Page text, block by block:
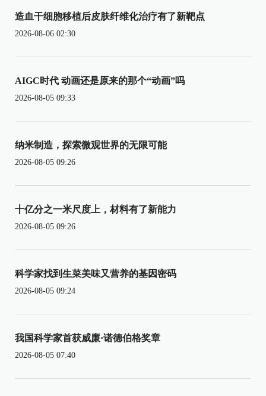
造血干细胞移植后皮肤纤维化治疗有了新靶点
2026-08-06 02:30
AIGC时代 动画还是原来的那个“动画”吗
2026-08-05 09:33
纳米制造，探索微观世界的无限可能
2026-08-05 09:26
十亿分之一米尺度上，材料有了新能力
2026-08-05 09:26
科学家找到生菜美味又营养的基因密码
2026-08-05 09:24
我国科学家首获威廉·诺德伯格奖章
2026-08-05 07:40